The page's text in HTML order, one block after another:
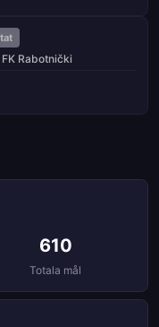
FK Rabotnički
610
Totala mål